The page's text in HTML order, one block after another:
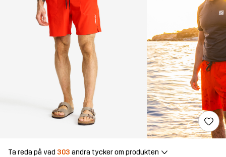
Ta reda på vad 303 andra tycker om produkten